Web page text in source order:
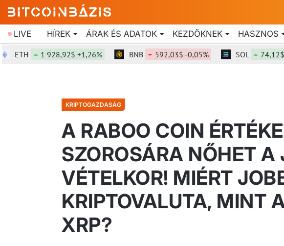
LIVE HÍREK ÁRAK ÉS ADATOK KEZDŐKNEK HASZNOS
1 928,92$ +1,26% BNB 592,03$ -0,05% SOL 74,12$
KRIPTOGAZDASÁG
A RABOO COIN
SZOROSÁRA NŐHET A
VÉTELKOR! MIÉRT
KRIPTOVALUTA, MINT
XRP?